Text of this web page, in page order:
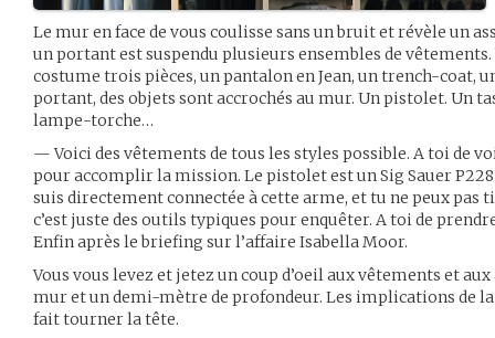
Le mur en face de vous coulisse sans un bruit et révèle un
un portant est suspendu plusieurs ensembles de
costume trois pièces, un pantalon en Jean, un trench-coat,
portant, des objets sont accrochés au mur. Un pistolet. Un
lampe-torche…
— Voici des vêtements de tous les styles possible. A toi de
pour accomplir la mission. Le pistolet est un Sig Sauer
suis directement connectée à cette arme, et tu ne peux pas
c’est juste des outils typiques pour enquêter. A toi de
Enfin après le briefing sur l’affaire Isabella Moor.
Vous vous levez et jetez un coup d’oeil aux vêtements et
mur et un demi-mètre de profondeur. Les implications de la
fait tourner la tête.